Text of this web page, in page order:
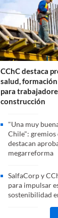
CChC destaca
salud,
para
construcción
"Una muy
Chile": gremios
destacan
megarreforma
SalfaCorp y
para impulsar
sostenibilidad